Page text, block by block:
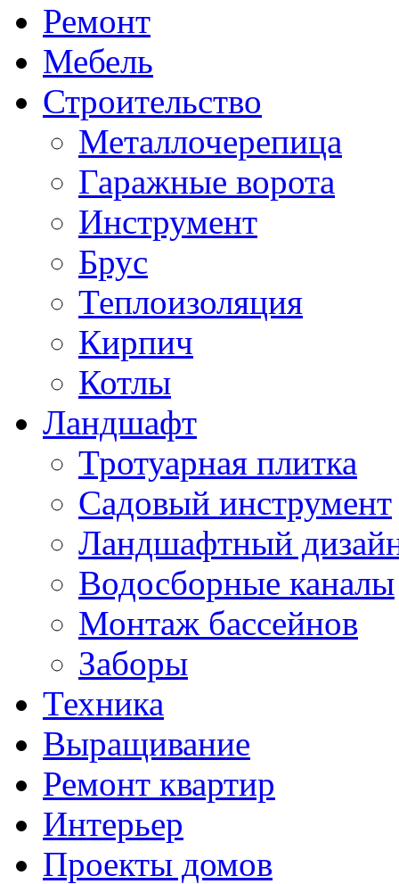
Ремонт
Мебель
Строительство
Металлочерепица
Гаражные ворота
Инструмент
Брус
Теплоизоляция
Кирпич
Котлы
Ландшафт
Тротуарная плитка
Садовый инструмент
Ландшафтный
Водосборные каналы
Монтаж бассейнов
Заборы
Техника
Выращивание
Ремонт квартир
Интерьер
Проекты домов